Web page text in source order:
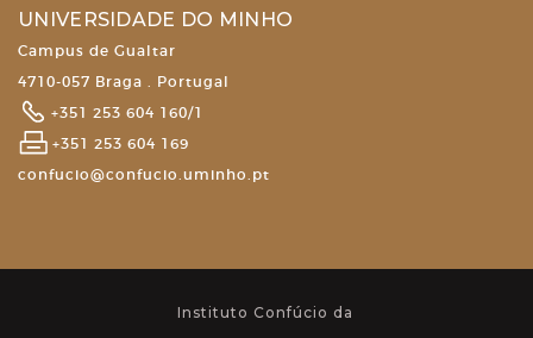
UNIVERSIDADE DO MINHO
Campus de Gualtar
4710-057 Braga . Portugal
+351 253 604 160/1
+351 253 604 169
confucio@confucio.uminho.pt
Instituto Confúcio da